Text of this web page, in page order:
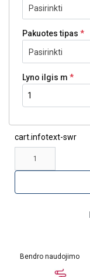
Pasirinkti
Pakuotes tipas
Pasirinkti
Lyno ilgis m
cart.infotext-swr
Bendro naudojimo